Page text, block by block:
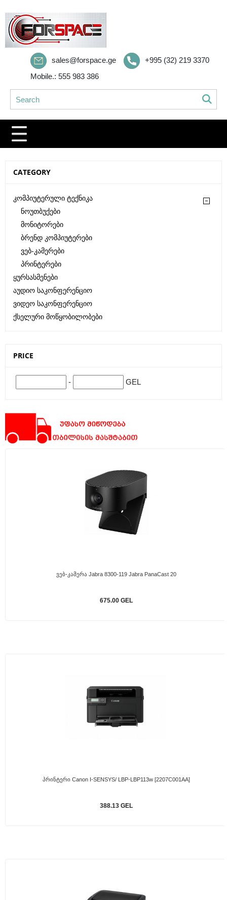
sales@forspace.ge
+995 (32) 219 3370
Mobile.: 555 983 386
CATEGORY
Კომპიუტერული Ტექნიკა
Ნოუთბუქები
Მონიტორები
Ბრენდ Კომპიუტერები
Ვებ-Კამერები
Პრინტერები
Ყურსასმენები
Აუდიო Საკონფერენციო
Ვიდეო Საკონფერენციო
Ქსელური Მოწყობილობები
PRICE
- GEL
Ვებ-Კამერა Jabra 8300-119 Jabra PanaCast 20
675.00 GEL
Პრინტერი Canon I-SENSYS/ LBP-LBP113w [2207C001AA]
388.13 GEL